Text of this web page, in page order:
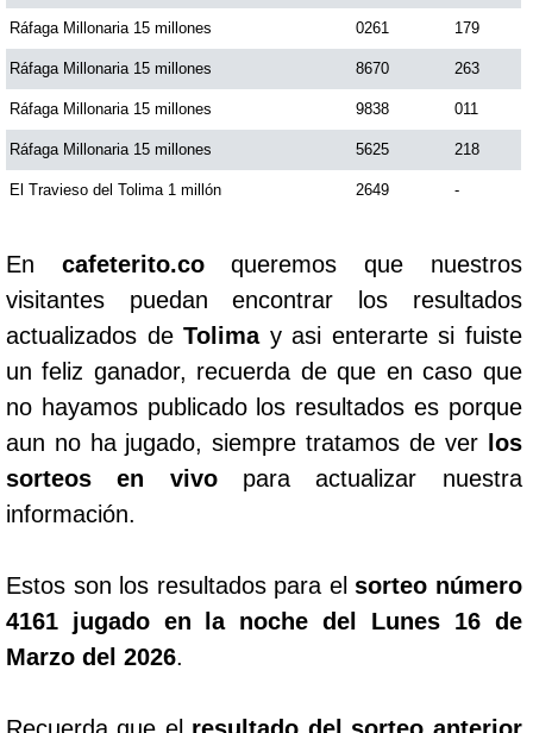
Ráfaga Millonaria 15 millones 0261 179
Ráfaga Millonaria 15 millones 8670 263
Ráfaga Millonaria 15 millones 9838 011
Ráfaga Millonaria 15 millones 5625 218
El Travieso del Tolima 1 millón 2649 -
En cafeterito.coqueremos que nuestros
visitantes puedan encontrar los resultados
actualizados deTolimay asi enterarte si fuiste
un feliz ganador, recuerda de que en caso que
no hayamos publicado los resultados es porque
aun no ha jugado, siempre tratamos de ver
los
sorteos en vivopara actualizar nuestra
información.
Estos son los resultados para elsorteo número
4161 jugado en la noche del Lunes 16 de
Marzo del 2026.